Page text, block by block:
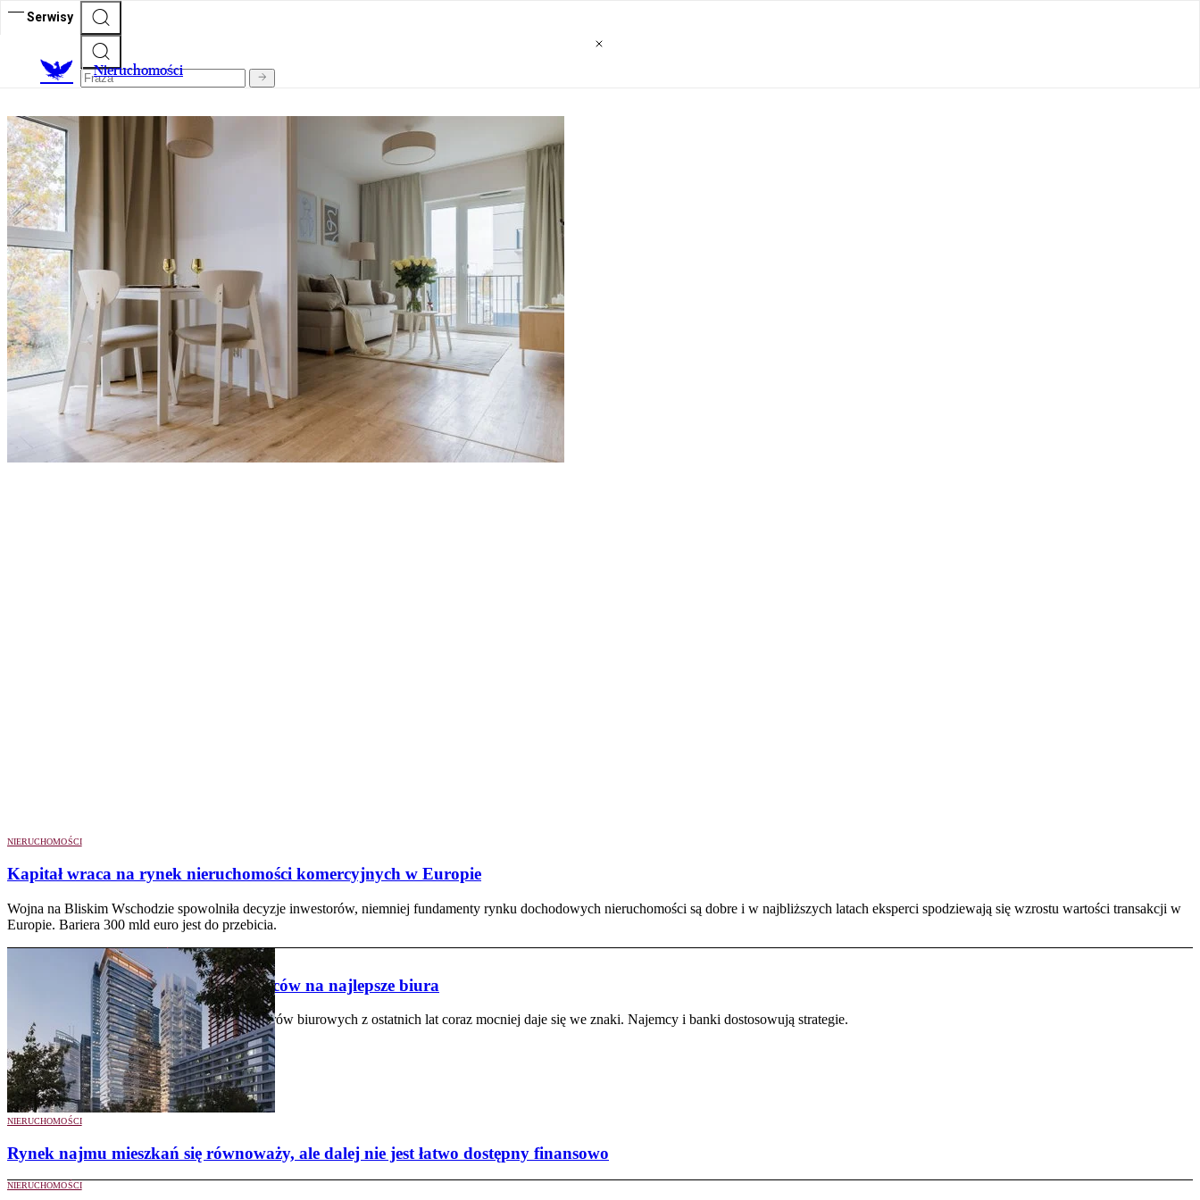
Serwisy
Nieruchomości
NIERUCHOMOŚCI
Kapitał wraca na rynek nieruchomości komercyjnych w Europie
Wojna na Bliskim Wschodzie spowolniła decyzje inwestorów, niemniej fundamenty rynku dochodowych nieruchomości są dobre i w najbliższych latach eksperci spodziewają się wzrostu wartości transakcji w
Europie. Bariera 300 mld euro jest do przebicia.
NIERUCHOMOŚCI
Trwa polowanie najemców na najlepsze biura
Spadek aktywności deweloperów biurowych z ostatnich lat coraz mocniej daje się we znaki. Najemcy i banki dostosowują strategie.
NIERUCHOMOŚCI
Rynek najmu mieszkań się równoważy, ale dalej nie jest łatwo dostępny finansowo
NIERUCHOMOŚCI